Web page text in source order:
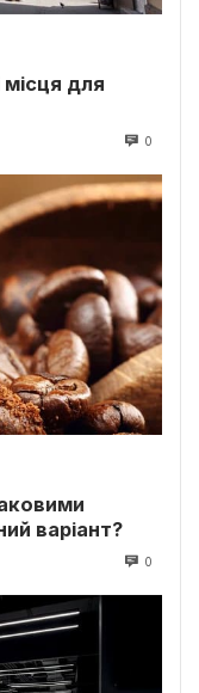
місця для
0
варіант?
0